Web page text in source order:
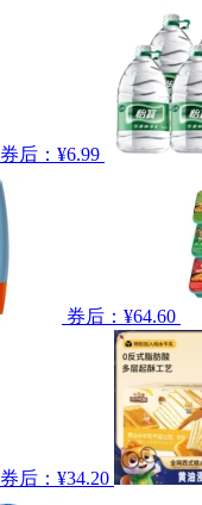
券后：¥6.99
券后：¥64.60
券后：¥34.20